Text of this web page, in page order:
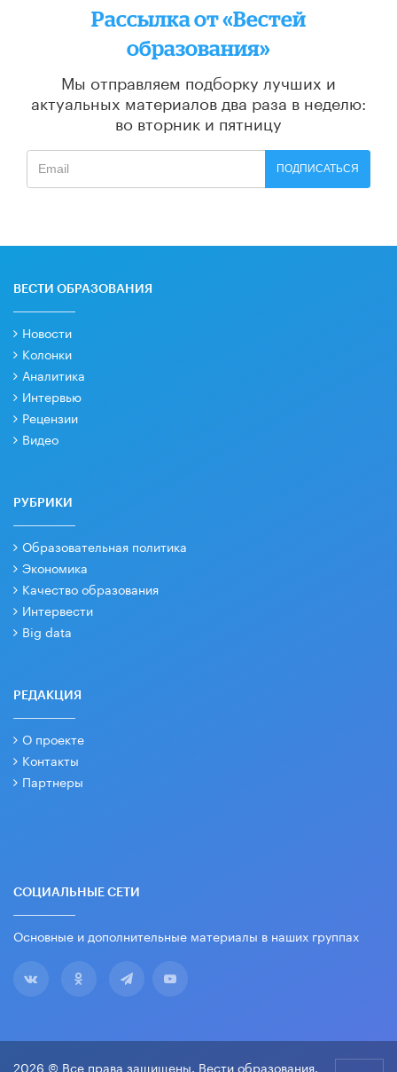
Рассылка от «Вестей
образования»
Мы отправляем подборку лучших и
актуальных материалов два раза в неделю:
во вторник и пятницу
ПОДПИСАТЬСЯ
ВЕСТИ ОБРАЗОВАНИЯ
Новости
Колонки
Аналитика
Интервью
Рецензии
Видео
РУБРИКИ
Образовательная политика
Экономика
Качество образования
Интервести
Big data
РЕДАКЦИЯ
О проекте
Контакты
Партнеры
СОЦИАЛЬНЫЕ СЕТИ
Основные и дополнительные материалы в наших группах
2026 © Все права защищены. Вести образования.